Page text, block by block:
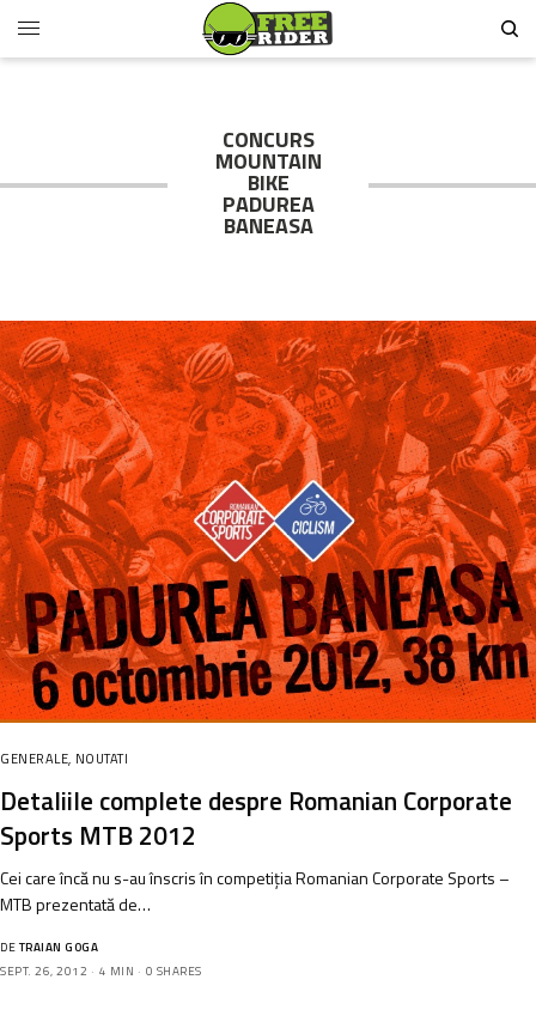
CONCURS
MOUNTAIN
BIKE
PADUREA
BANEASA
GENERALE, NOUTATI
Detaliile complete despre Romanian Corporate
Sports MTB 2012
Cei care încă nu s-au înscris în competiția Romanian Corporate Sports –
MTB prezentată de…
DE TRAIAN GOGA
SEPT. 26, 2012
4 MIN 0 SHARES